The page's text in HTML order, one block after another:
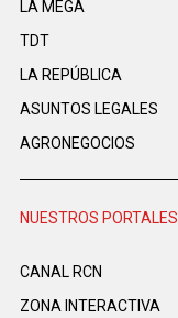
LA MEGA
TDT
LA REPÚBLICA
ASUNTOS LEGALES
AGRONEGOCIOS
NUESTROS PORTALES
CANAL RCN
ZONA INTERACTIVA